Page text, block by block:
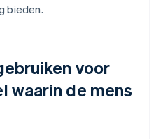
bieden.
voor
waarin de mens